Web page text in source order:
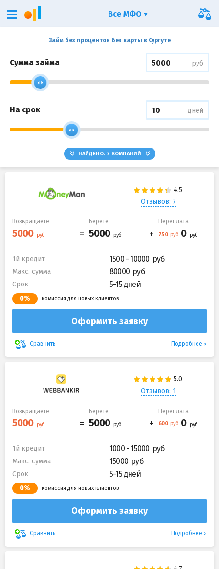
Займ без процентов без карты в Сургуте
Сумма займа руб
На срок дней
НАЙДЕНО: 7 КОМПАНИЙ
Отзывов: 7
Возвращаете Берете Переплата
1й кредит 1500 - 10000
Макс. сумма 80000
Срок 5-15 дней
0% комиссия для новых клиентов
Оформить заявку
Сравнить Подробнее
Отзывов: 1
Возвращаете Берете Переплата
1й кредит 1000 - 15000
Макс. сумма 15000
Срок 5-15 дней
0% комиссия для новых клиентов
Оформить заявку
Сравнить Подробнее
Все МФО